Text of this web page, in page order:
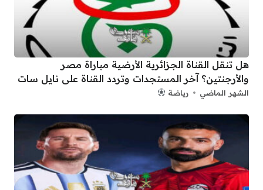
هل تنقل القناة الجزائرية الأرضية مباراة مصر
والأرجنتين؟ آخر المستجدات وتردد القناة على نايل سات
الشهر الماضي رياضة